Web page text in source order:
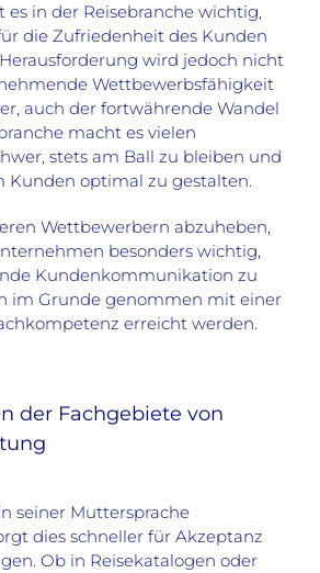
es in der Reisebranche wichtig,
die Zufriedenheit des Kunden
wird jedoch nicht
Wettbewerbsfähigkeit
auch der fortwährende Wandel
macht es vielen
stets am Ball zu bleiben und
Kunden optimal zu gestalten.
Wettbewerbern abzuheben,
besonders wichtig,
Kundenkommunikation zu
im Grunde genommen mit einer
erreicht werden.
der Fachgebiete von
seiner Muttersprache
dies schneller für Akzeptanz
Ob in Reisekatalogen oder